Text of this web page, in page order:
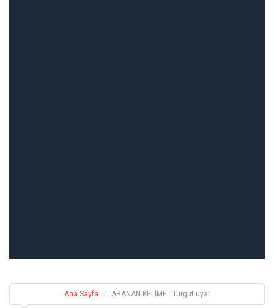
Ana Sayfa ARANAN KELİME : Turgut uyar